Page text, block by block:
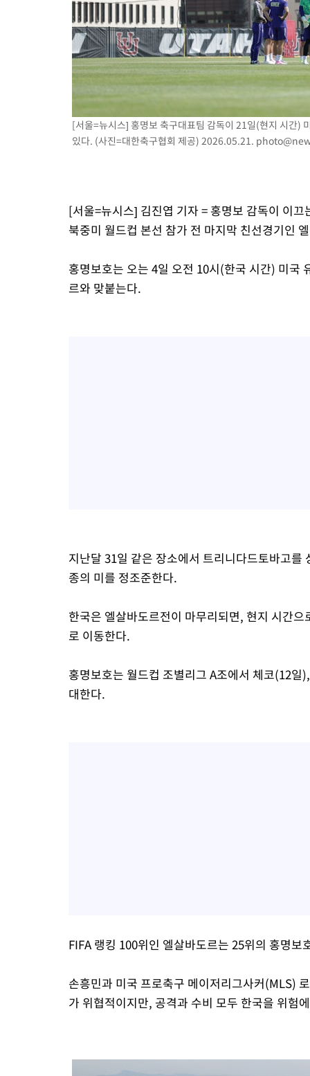
[속보]원·달러 환율, 0.7원 내린 1423.8원 마감
"여기 떨어졌다"…다누리, 스페이스X 로켓 달 충돌 흔적 포착
손흥민, 5경기 연속골 실패…LAFC는 승부차기 끝 과달라하라 격파
내일까지 39도 '펄펄'…기상청 "태풍 지나며 폭염 잠시 꺾인다"
[서울=뉴시스] 홍명보 축구대표팀 감독이 21일(현지 시간)
있다. (사진=대한축구협회 제공) 2026.05.21.
[서울=뉴시스] 김진엽 기자 = 홍명보 감독이 이
북중미 월드컵 본선 참가 전 마지막 친선경기인
홍명보호는 오는 4일 오전 10시(한국 시간) 미국
르와 맞붙는다.
지난달 31일 같은 장소에서 트리니다드토바고
종의 미를 정조준한다.
한국은 엘살바도르전이 마무리되면, 현지 시간
로 이동한다.
홍명보호는 월드컵 조별리그 A조에서 체코(12
대한다.
FIFA 랭킹 100위인 엘살바도르는 25위의 홍명
손흥민과 미국 프로축구 메이저리그사커(MLS)
가 위협적이지만, 공격과 수비 모두 한국을 위험